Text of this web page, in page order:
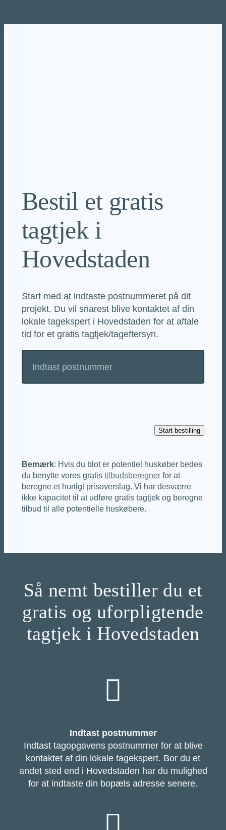
til
Bestil et gratis
tagtjek i
Hovedstaden
Start med at indtaste postnummeret på dit
projekt. Du vil snarest blive kontaktet af din
lokale tagekspert i Hovedstaden for at aftale
tid for et gratis tagtjek/tageftersyn.
Bemærk: Hvis du blot er potentiel huskøber bedes
du benytte vores gratis tilbudsberegnerfor at
beregne et hurtigt prisoverslag. Vi har desværre
ikke kapacitet til at udføre gratis tagtjek og beregne
tilbud til alle potentielle huskøbere.
Så nemt bestiller du et
gratis og uforpligtende
tagtjek i Hovedstaden
Indtast postnummer
Indtast tagopgavens postnummer for at blive
kontaktet af din lokale tagekspert. Bor du et
andet sted end i Hovedstaden har du mulighed
for at indtaste din bopæls adresse senere.